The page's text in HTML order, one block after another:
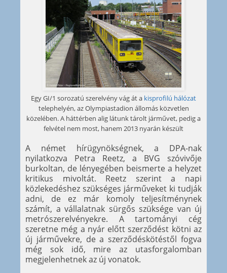
Egy GI/1 sorozatú szerelvény vág át a kisprofilú hálózat
telephelyén, az Olympiastadion állomás közvetlen
közelében. A háttérben alig látunk tárolt járművet, pedig a
felvétel nem most, hanem 2013 nyarán készült
A német hírügynökségnek, a DPA-nak
nyilatkozva Petra Reetz, a BVG szóvivője
burkoltan, de lényegében beismerte a helyzet
kritikus mivoltát. Reetz szerint a napi
közlekedéshez szükséges járműveket ki tudják
adni, de ez már komoly teljesítménynek
számít, a vállalatnak sürgős szüksége van új
metrószerelvényekre. A tartományi cég
szeretne még a nyár előtt szerződést kötni az
új járművekre, de a szerződéskötéstől fogva
még sok idő, mire az utasforgalomban
megjelenhetnek az új vonatok.